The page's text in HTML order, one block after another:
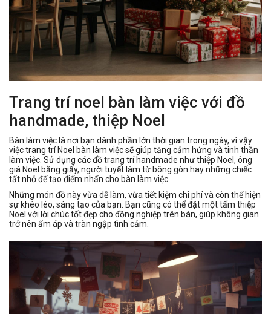
Trang trí noel bàn làm việc với đồ
handmade, thiệp Noel
Bàn làm việc là nơi bạn dành phần lớn thời gian trong ngày, vì vậy
việc trang trí Noel bàn làm việc sẽ giúp tăng cảm hứng và tinh thần
làm việc. Sử dụng các đồ trang trí handmade như thiệp Noel, ông
già Noel bằng giấy, người tuyết làm từ bông gòn hay những chiếc
tất nhỏ để tạo điểm nhấn cho bàn làm việc.
Những món đồ này vừa dễ làm, vừa tiết kiệm chi phí và còn thể hiện
sự khéo léo, sáng tạo của bạn. Bạn cũng có thể đặt một tấm thiệp
Noel với lời chúc tốt đẹp cho đồng nghiệp trên bàn, giúp không gian
trở nên ấm áp và tràn ngập tình cảm.